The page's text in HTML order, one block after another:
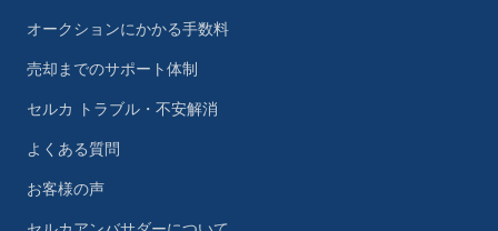
オークションにかかる手数料
売却までのサポート体制
セルカ トラブル・不安解消
よくある質問
お客様の声